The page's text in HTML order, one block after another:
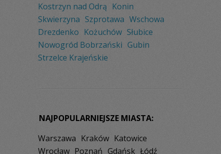
Kostrzyn nad Odrą Konin
Skwierzyna Szprotawa Wschowa
Drezdenko Kożuchów Słubice
Nowogród Bobrzański Gubin
Strzelce Krajeńskie
NAJPOPULARNIEJSZE MIASTA:
Warszawa Kraków Katowice
Wrocław Poznań Gdańsk Łódź